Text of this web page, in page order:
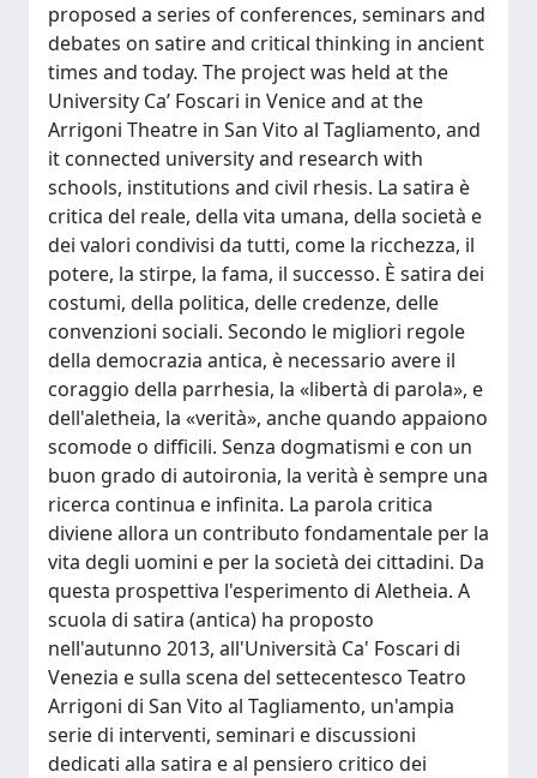
proposed a series of conferences, seminars and
debates on satire and critical thinking in ancient
times and today. The project was held at the
University Ca’ Foscari in Venice and at the
Arrigoni Theatre in San Vito al Tagliamento, and
it connected university and research with
schools, institutions and civil rhesis. La satira è
critica del reale, della vita umana, della società e
dei valori condivisi da tutti, come la ricchezza, il
potere, la stirpe, la fama, il successo. È satira dei
costumi, della politica, delle credenze, delle
convenzioni sociali. Secondo le migliori regole
della democrazia antica, è necessario avere il
coraggio della parrhesia, la «libertà di parola», e
dell'aletheia, la «verità», anche quando appaiono
scomode o difficili. Senza dogmatismi e con un
buon grado di autoironia, la verità è sempre una
ricerca continua e infinita. La parola critica
diviene allora un contributo fondamentale per la
vita degli uomini e per la società dei cittadini. Da
questa prospettiva l'esperimento di Aletheia. A
scuola di satira (antica) ha proposto
nell'autunno 2013, all'Università Ca' Foscari di
Venezia e sulla scena del settecentesco Teatro
Arrigoni di San Vito al Tagliamento, un'ampia
serie di interventi, seminari e discussioni
dedicati alla satira e al pensiero critico dei